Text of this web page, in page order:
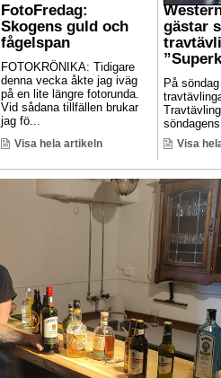
FotoFredag:
Skogens guld och
fågelspan
FOTOKRÖNIKA: Tidigare
denna vecka åkte jag iväg
på en lite längre fotorunda.
Vid sådana tillfällen brukar
jag fö...
Visa hela artikeln
gästar
På
Visa